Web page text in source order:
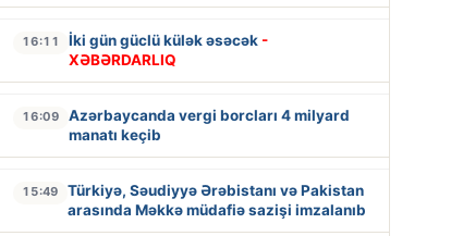
16:11 İki gün güclü külək əsəcək -
XƏBƏRDARLIQ
16:09
Azərbaycanda vergi borcları 4 milyard
manatı keçib
15:49
Türkiyə, Səudiyyə Ərəbistanı və Pakistan
arasında Məkkə müdafiə sazişi imzalanıb